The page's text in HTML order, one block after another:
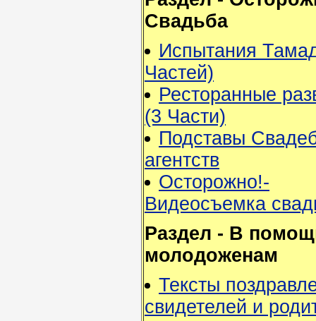
Свадьба
Испытания
Частей)
Ресторанные
(3 Части)
Подставы
агентств
Осторожно!-
Видеосъемка
Раздел - В
молодоженам
Тексты
свидетелей и